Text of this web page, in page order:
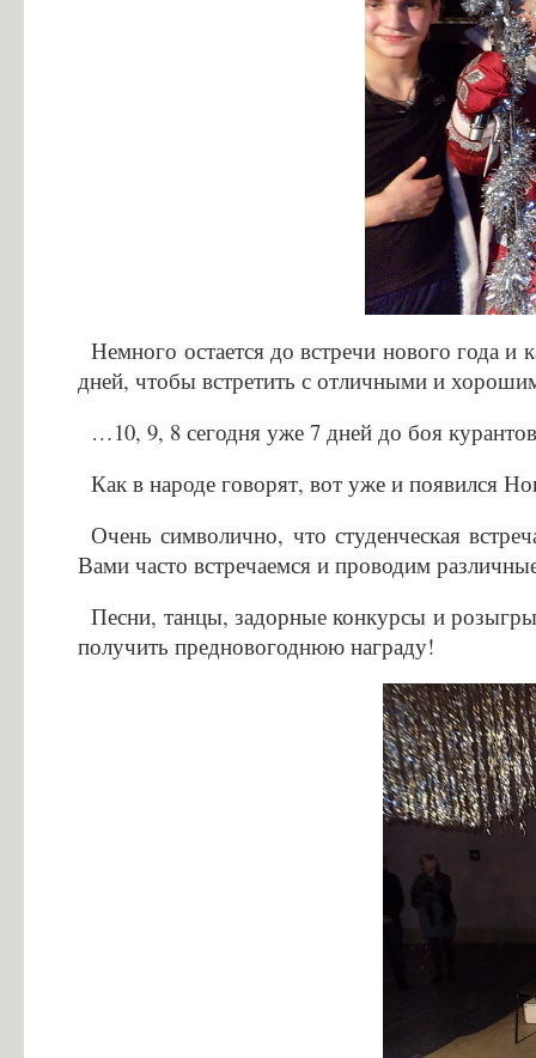
Особенности проведения вступительных испытаний для лиц с
Конкурс заявлений абитуриентов ГБПОУ «ГК г. СЫЗРАНИ»
Образовательный кредит с государственной поддержкой
Особенности приема иностранных граждан
Дополнительное профессиональное образование
Студентам
Льготный кредит на образование
Информация об организации ежедневных «входных фильтров»
Выпускникам
Информация об общежитиях
О порядке участия в ЕГЭ
Информация о закреплении за каждой группой отдельного
Немного остается до встречи нового года и
дней, чтобы встретить с отличными и
…10, 9, 8 сегодня уже 7 дней до боя
Как в народе говорят, вот уже и появился
Очень символично, что студенческая
Вами часто встречаемся и проводим
Песни, танцы, задорные конкурсы и
получить предновогоднюю награду!